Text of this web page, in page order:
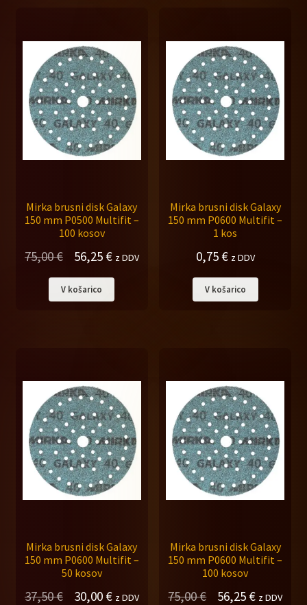
Mirka brusni disk Galaxy
150 mm P0500 Multifit –
100 kosov
75,00€
Izvirna
cena
je
56,25€Trenutna
cena
je:
z DDV
V košarico
Mirka brusni disk Galaxy
150 mm P0600 Multifit –
1 kos
0,75 € z DDV
V košarico
Mirka brusni disk Galaxy
150 mm P0600 Multifit –
50 kosov
37,50€
Izvirna
30,00€Trenutna
z DDV
Mirka brusni disk Galaxy
150 mm P0600 Multifit –
100 kosov
75,00€
Izvirna
56,25 €Trenutna
z DDV